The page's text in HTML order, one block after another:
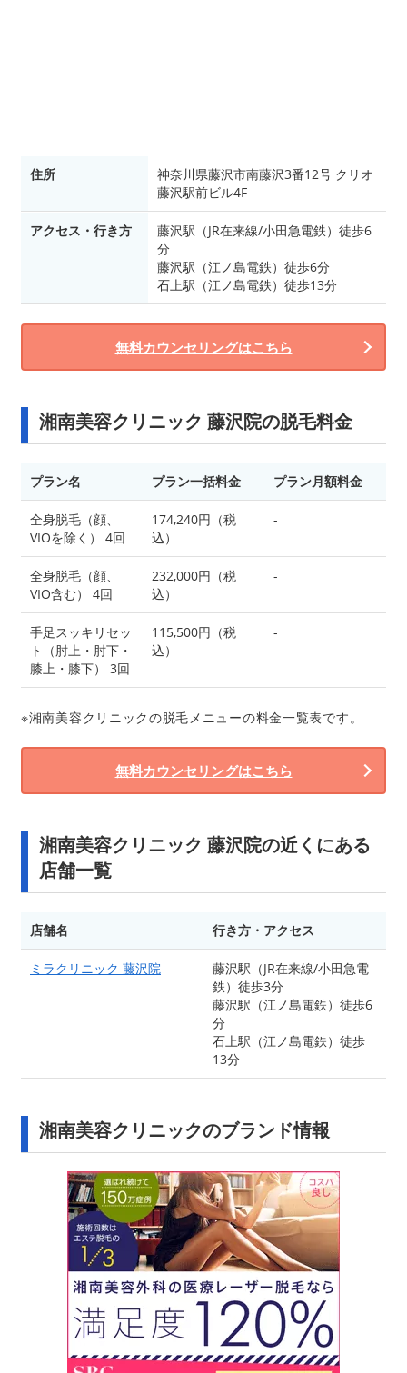
住所
神奈川県藤沢市南藤沢3番12号 クリオ
藤沢駅前ビル4F
アクセス・行き方
藤沢駅（JR在来線/小田急電鉄）徒歩6
分
藤沢駅（江ノ島電鉄）徒歩6分
石上駅（江ノ島電鉄）徒歩13分
無料カウンセリングはこちら
湘南美容クリニック 藤沢院の脱毛料金
プラン名 プラン一括料金 プラン月額料金
全身脱毛（顔、
VIOを除く） 4回
174,240円（税
込）
-
全身脱毛（顔、
VIO含む） 4回
232,000円（税
込）
-
手足スッキリセッ
ト（肘上・肘下・
膝上・膝下） 3回
115,500円（税
込）
-
※湘南美容クリニックの脱毛メニューの料金一覧表です。
無料カウンセリングはこちら
湘南美容クリニック 藤沢院の近くにある
店舗一覧
店舗名 行き方・アクセス
ミラクリニック 藤沢院
藤沢駅（JR在来線/小田急電
鉄）徒歩3分
藤沢駅（江ノ島電鉄）徒歩6
分
石上駅（江ノ島電鉄）徒歩
13分
湘南美容クリニックのブランド情報